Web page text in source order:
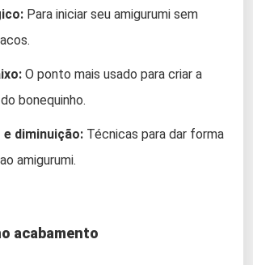
Para iniciar seu amigurumi sem
O ponto mais usado para criar a
bonequinho.
diminuição: Técnicas para dar forma
amigurumi.
acabamento